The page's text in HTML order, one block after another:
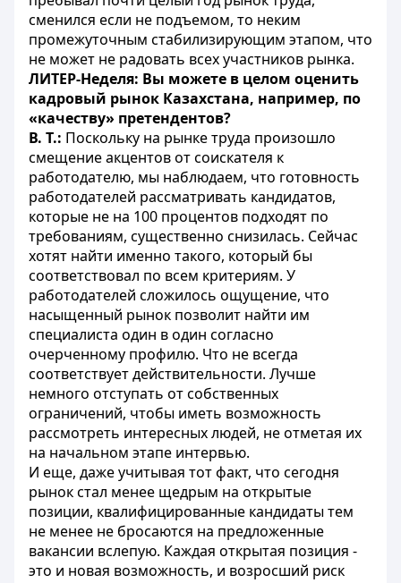
сменился если не подъемом, то неким
промежуточным стабилизирующим этапом, что
не может не радовать всех участников рынка.
ЛИТЕР-Неделя: Вы можете в целом оценить
кадровый рынок Казахстана, например, по
«качеству» претендентов?
В. Т.: Поскольку на рынке труда произошло
смещение акцентов от соискателя к
работодателю, мы наблюдаем, что готовность
работодателей рассматривать кандидатов,
которые не на 100 процентов подходят по
требованиям, существенно снизилась. Сейчас
хотят найти именно такого, который бы
соответствовал по всем критериям. У
работодателей сложилось ощущение, что
насыщенный рынок позволит найти им
специалиста один в один согласно
очерченному профилю. Что не всегда
соответствует действительности. Лучше
немного отступать от собственных
ограничений, чтобы иметь возможность
рассмотреть интересных людей, не отметая их
на начальном этапе интервью.
И еще, даже учитывая тот факт, что сегодня
рынок стал менее щедрым на открытые
позиции, квалифицированные кандидаты тем
не менее не бросаются на предложенные
вакансии вслепую. Каждая открытая позиция -
это и новая возможность, и возросший риск